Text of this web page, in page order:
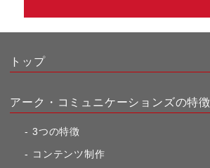
トップ
アーク・コミュニケーションズの特徴
3つの特徴
コンテンツ制作